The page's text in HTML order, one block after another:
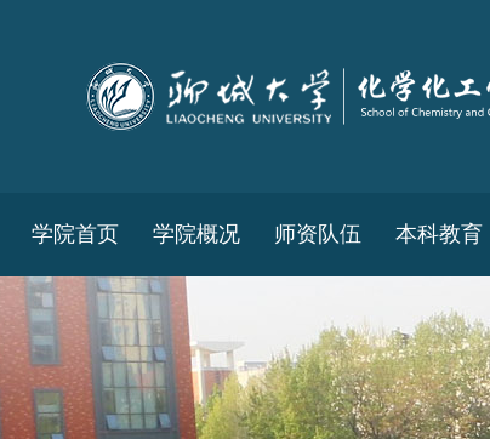
学院首页 学院概况 师资队伍 本科教育
教务工作